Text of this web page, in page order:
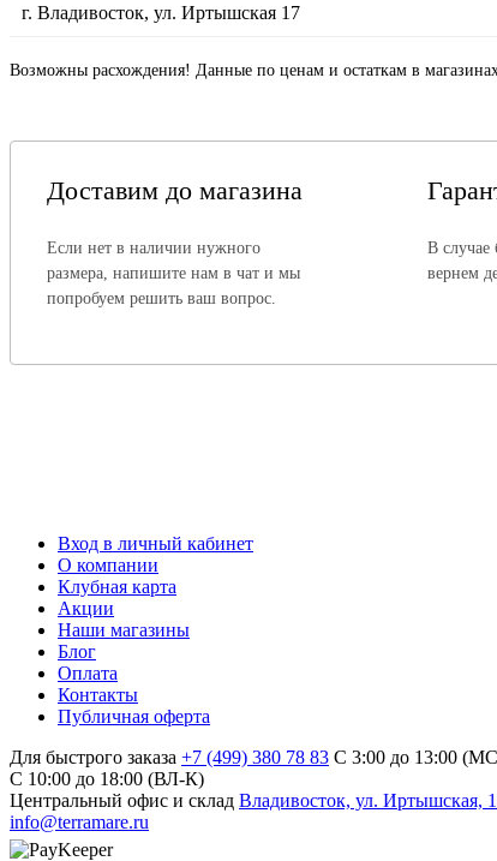
г. Владивосток, ул. Иртышская 17
Возможны расхождения! Данные по ценам и остаткам в
Доставим до магазина
Если нет в наличии нужного
размера, напишите нам в чат и мы
попробуем решить ваш вопрос.
В случае
вернем
Вход в личный кабинет
О компании
Клубная карта
Акции
Наши магазины
Блог
Оплата
Контакты
Публичная оферта
Для быстрого заказа +7 (499) 380 78 83 С 3:00 до 13:00
C 10:00 до 18:00 (ВЛ-К)
Центральный офис и склад Владивосток, ул. Иртышская,
info@terramare.ru